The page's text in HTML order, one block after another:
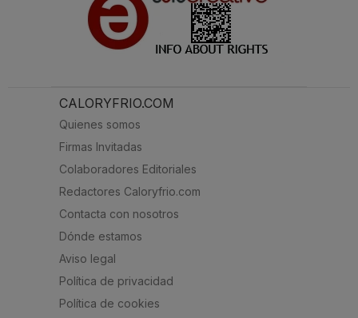
CALORYFRIO.COM
Quienes somos
Firmas Invitadas
Colaboradores Editoriales
Redactores Caloryfrio.com
Contacta con nosotros
Dónde estamos
Aviso legal
Política de privacidad
Política de cookies